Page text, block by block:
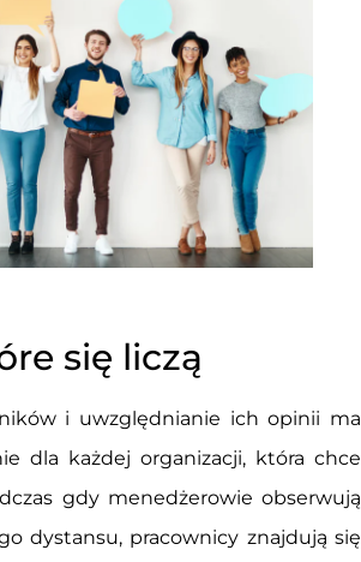
się liczą
i uwzględnianie ich opinii ma
dla każdej organizacji, która chce
gdy menedżerowie obserwują
dystansu, pracownicy znajdują się